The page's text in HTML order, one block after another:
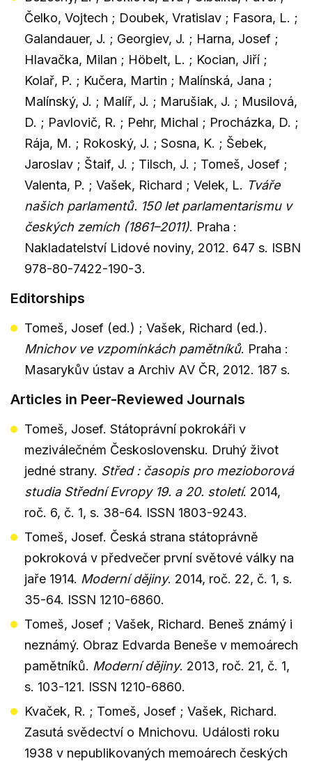
Čelko, Vojtech ; Doubek, Vratislav ; Fasora, L. ;
Galandauer, J. ; Georgiev, J. ; Harna, Josef ;
Hlavačka, Milan ; Höbelt, L. ; Kocian, Jiří ;
Kolař, P. ; Kučera, Martin ; Malínská, Jana ;
Malínský, J. ; Malíř, J. ; Marušiak, J. ; Musilová,
D. ; Pavlovič, R. ; Pehr, Michal ; Procházka, D. ;
Rája, M. ; Rokoský, J. ; Sosna, K. ; Šebek,
Jaroslav ; Štaif, J. ; Tilsch, J. ; Tomeš, Josef ;
Valenta, P. ; Vašek, Richard ; Velek, L. Tváře
našich parlamentů. 150 let parlamentarismu v
českých zemích (1861–2011). Praha :
Nakladatelství Lidové noviny, 2012. 647 s. ISBN
978-80-7422-190-3.
Editorships
Tomeš, Josef (ed.) ; Vašek, Richard (ed.).
Mnichov ve vzpomínkách pamětníků. Praha :
Masarykův ústav a Archiv AV ČR, 2012. 187 s.
Articles in Peer-Reviewed Journals
Tomeš, Josef. Státoprávní pokrokáři v
meziválečném Československu. Druhý život
jedné strany. Střed : časopis pro mezioborová
studia Střední Evropy 19. a 20. století. 2014,
roč. 6, č. 1, s. 38-64. ISSN 1803-9243.
Tomeš, Josef. Česká strana státoprávně
pokroková v předvečer první světové války na
jaře 1914. Moderní dějiny. 2014, roč. 22, č. 1, s.
35-64. ISSN 1210-6860.
Tomeš, Josef ; Vašek, Richard. Beneš známý i
neznámý. Obraz Edvarda Beneše v memoárech
pamětníků. Moderní dějiny. 2013, roč. 21, č. 1,
s. 103-121. ISSN 1210-6860.
Kvaček, R. ; Tomeš, Josef ; Vašek, Richard.
Zasutá svědectví o Mnichovu. Události roku
1938 v nepublikovaných memoárech českých